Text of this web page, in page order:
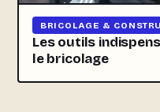
BRICOLAGE &
Les outils
le bricolage